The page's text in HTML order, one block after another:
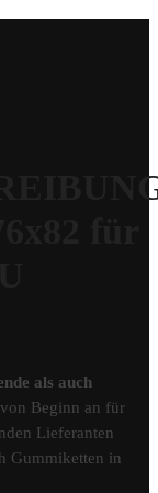
als auch
Beginn an für
Lieferanten
Gummiketten in